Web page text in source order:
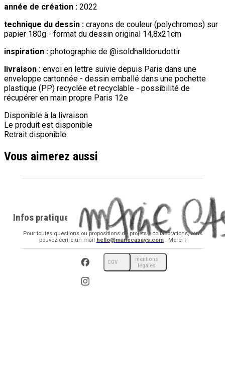
année de création : 2022
technique du dessin : crayons de couleur (polychromos) sur
papier 180g - format du dessin original 14,8x21cm
inspiration : photographie de @isoldhalldorudottir
livraison : envoi en lettre suivie depuis Paris dans une
enveloppe cartonnée - dessin emballé dans une pochette
plastique (PP) recyclée et recyclable - possibilité de
récupérer en main propre Paris 12e
Disponible à la livraison
Le produit est disponible
Retrait disponible
Vous aimerez aussi
Infos pratiques
Pour toutes questions ou propositions de projets / collaborations, vous
pouvez écrire un mail
hello@mariecasays.com . Merci !
mentions
légales
CGV